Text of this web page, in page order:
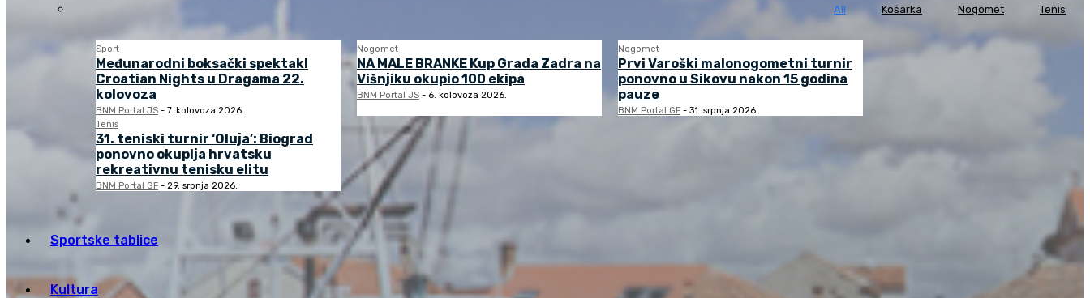
All Košarka Nogomet Tenis
Sport
Međunarodni boksački spektakl
Croatian Nights u Dragama 22.
kolovoza
BNM Portal JS - 7. kolovoza 2026.
Nogomet
NA MALE BRANKE Kup Grada Zadra na
Višnjiku okupio 100 ekipa
BNM Portal JS - 6. kolovoza 2026.
Nogomet
Prvi Varoški malonogometni turnir
ponovno u Sikovu nakon 15 godina
pauze
BNM Portal GF - 31. srpnja 2026.
Tenis
31. teniski turnir ‘Oluja’: Biograd
ponovno okuplja hrvatsku
rekreativnu tenisku elitu
BNM Portal GF - 29. srpnja 2026.
Sportske tablice
Kultura